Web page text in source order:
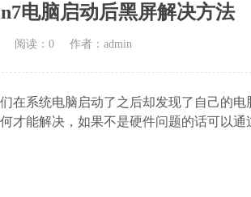
电脑启动后黑屏解决方法
阅读： 0 作者：admin
系统电脑启动了之后却发现了自己的电
才能解决，如果不是硬件问题的话可以通